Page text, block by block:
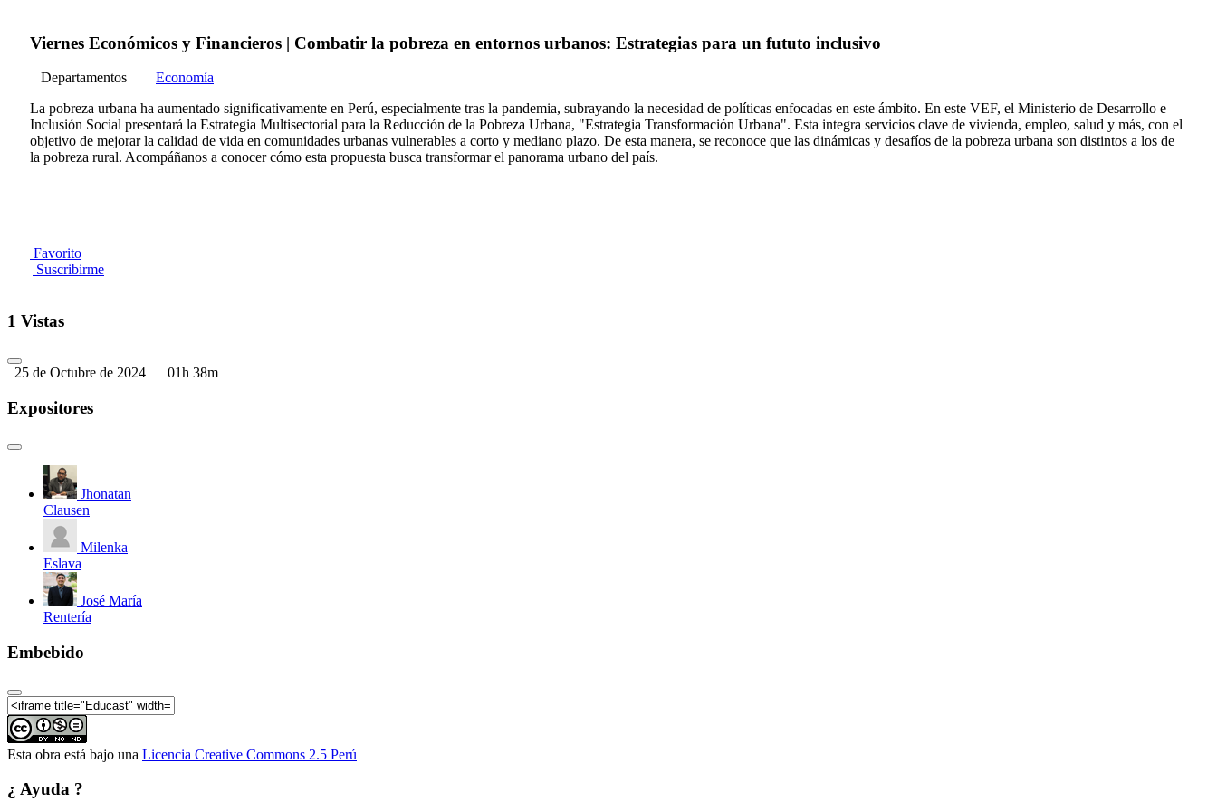
Viernes Económicos y Financieros | Combatir la pobreza en entornos urbanos: Estrategias para un fututo inclusivo
Departamentos
Economía
La pobreza urbana ha aumentado significativamente en Perú, especialmente tras la pandemia, subrayando la necesidad de políticas enfocadas en este ámbito. En este VEF, el Ministerio de Desarrollo e
Inclusión Social presentará la Estrategia Multisectorial para la Reducción de la Pobreza Urbana, "Estrategia Transformación Urbana". Esta integra servicios clave de vivienda, empleo, salud y más, con el
objetivo de mejorar la calidad de vida en comunidades urbanas vulnerables a corto y mediano plazo. De esta manera, se reconoce que las dinámicas y desafíos de la pobreza urbana son distintos a los de
la pobreza rural. Acompáñanos a conocer cómo esta propuesta busca transformar el panorama urbano del país.
Favorito
Suscribirme
1 Vistas
25 de Octubre de 2024 01h 38m
Expositores
Jhonatan
Clausen
Milenka
Eslava
José María
Rentería
Embebido
Esta obra está bajo una Licencia Creative Commons 2.5 Perú
¿ Ayuda ?